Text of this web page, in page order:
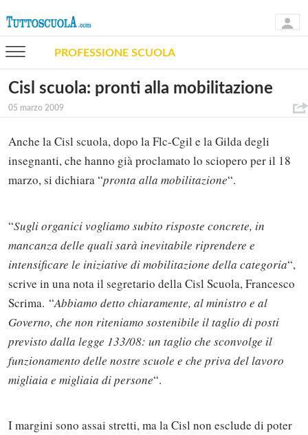
PROFESSIONE SCUOLA
Cisl scuola: pronti alla mobilitazione
05 marzo 2009
Anche la Cisl scuola, dopo la Flc-Cgil e la Gilda degli
insegnanti, che hanno già proclamato lo sciopero per il 18
marzo, si dichiara “pronta alla mobilitazione“.
“Sugli organici vogliamo subito risposte concrete, in
mancanza delle quali sarà inevitabile riprendere e
intensificare le iniziative di mobilitazione della categoria“,
scrive in una nota il segretario della Cisl Scuola, Francesco
Scrima. “Abbiamo detto chiaramente, al ministro e al
Governo, che non riteniamo sostenibile il taglio di posti
previsto dalla legge 133/08: un taglio che sconvolge il
funzionamento delle nostre scuole e che priva del lavoro
migliaia e migliaia di persone“.
I margini sono assai stretti, ma la Cisl non esclude di poter